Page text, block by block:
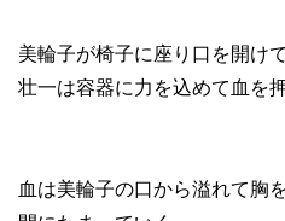
美輪子が椅子に座り口を開け
壮一は容器に力を込めて血を
血は美輪子の口から溢れて胸